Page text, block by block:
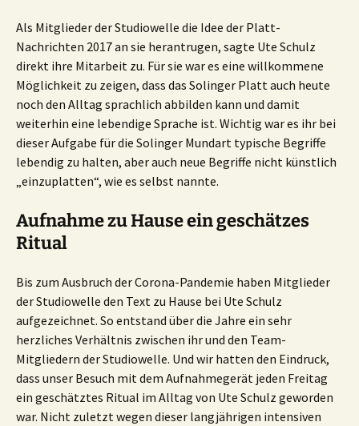
Als Mitglieder der Studiowelle die Idee der Platt-
Nachrichten 2017 an sie herantrugen, sagte Ute Schulz
direkt ihre Mitarbeit zu. Für sie war es eine willkommene
Möglichkeit zu zeigen, dass das Solinger Platt auch heute
noch den Alltag sprachlich abbilden kann und damit
weiterhin eine lebendige Sprache ist. Wichtig war es ihr bei
dieser Aufgabe für die Solinger Mundart typische Begriffe
lebendig zu halten, aber auch neue Begriffe nicht künstlich
„einzuplatten“, wie es selbst nannte.
Aufnahme zu Hause ein geschätzes
Ritual
Bis zum Ausbruch der Corona-Pandemie haben Mitglieder
der Studiowelle den Text zu Hause bei Ute Schulz
aufgezeichnet. So entstand über die Jahre ein sehr
herzliches Verhältnis zwischen ihr und den Team-
Mitgliedern der Studiowelle. Und wir hatten den Eindruck,
dass unser Besuch mit dem Aufnahmegerät jeden Freitag
ein geschätztes Ritual im Alltag von Ute Schulz geworden
war. Nicht zuletzt wegen dieser langjährigen intensiven